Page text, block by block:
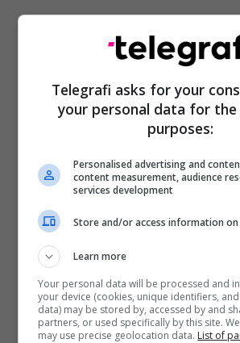
Telegrafi asks for your
your personal data for
purposes:
Personalised advertising and
content measurement, audience
services development
Store and/or access information on
Learn more
Your personal data will be processed and
your device (cookies, unique identifiers,
data) may be stored by, accessed by and
partners, or used specifically by this site.
may use precise geolocation data. List of